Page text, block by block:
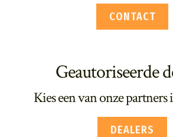
CONTACT
Geautoriseerde
Kies een van onze
DEALERS